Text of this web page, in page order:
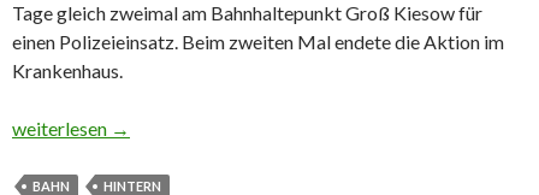
Tage gleich zweimal am Bahnhaltepunkt Groß Kiesow für
einen Polizeieinsatz. Beim zweiten Mal endete die Aktion im
Krankenhaus.
Hintern zuerst, Krankenhaus danach
weiterlesen →
BAHN HINTERN